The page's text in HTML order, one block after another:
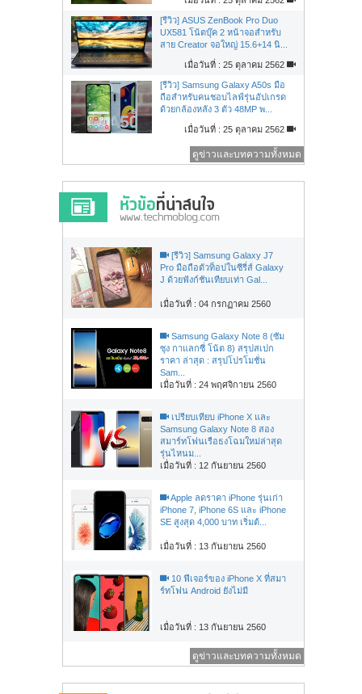
[รีวิว] ASUS ZenBook Pro Duo
UX581 โน้ตบุ๊ค 2 หน้าจอสำหรับ
สาย Creator จอใหญ่ 15.6+14 นิ...
เมื่อวันที่ : 25 ตุลาคม 2562
[รีวิว] Samsung Galaxy A50s มือ
ถือสำหรับคนชอบไลฟ์รุ่นอัปเกรด
ด้วยกล้องหลัง 3 ตัว 48MP พ...
เมื่อวันที่ : 25 ตุลาคม 2562
ดูข่าวและบทความทั้งหมด
[รีวิว] Samsung Galaxy J7
Pro มือถือตัวท็อปในซีรี่ส์ Galaxy
J ด้วยฟังก์ชันเทียบเท่า Gal...
เมื่อวันที่ : 04 กรกฏาคม 2560
Samsung Galaxy Note 8 (ซัม
ซุง กาแลกซี่ โน้ต 8) สรุปสเปก
ราคา ล่าสุด : สรุปโปรโมชั่น
Sam...
เมื่อวันที่ : 24 พฤศจิกายน 2560
เปรียบเทียบ iPhone X และ
Samsung Galaxy Note 8 สอง
สมาร์ทโฟนเรือธงโฉมใหม่ล่าสุด
รุ่นไหนม...
เมื่อวันที่ : 12 กันยายน 2560
Apple ลดราคา iPhone รุ่นเก่า
iPhone 7, iPhone 6S และ iPhone
SE สูงสุด 4,000 บาท เริ่มต้...
เมื่อวันที่ : 13 กันยายน 2560
10 ฟีเจอร์ของ iPhone X ที่สมา
ร์ทโฟน Android ยังไม่มี
เมื่อวันที่ : 13 กันยายน 2560
ดูข่าวและบทความทั้งหมด